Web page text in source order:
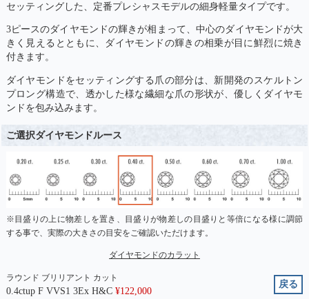
セッティングした、定番プレシャスモデルの細身軽量タイプです。
3ピースのダイヤモンドの輝きが相まって、中心のダイヤモンドが大
きく見えるとともに、ダイヤモンドの輝きの相乗が目に鮮烈に焼き
付きます。
ダイヤモンドをセッティングする爪の部分は、新開発のスケルトン
プロング構造で、透かした様な繊細な爪の形状が、優しくダイヤモ
ンドを包み込みます。
ご選択ダイヤモンドルース
※目盛りの上に物差しを置き、目盛りが物差しの目盛りと等倍になる様に調節
する事で、実際の大きさの目安をご確認いただけます。
ダイヤモンドのカラット
ラウンド ブリリアント カット
0.4ctup F VVS1 3Ex H&C ¥122,000
戻る